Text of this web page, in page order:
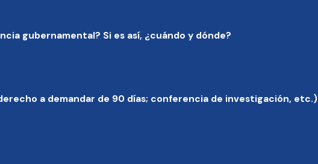
gubernamental? Si es así, ¿cuándo y dónde?
a demandar de 90 días; conferencia de investigación, etc.)